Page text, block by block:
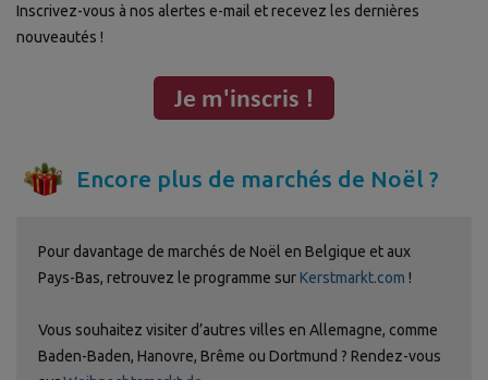
Inscrivez-vous à nos alertes e-mail et recevez les dernières
nouveautés !
Encore plus de marchés de Noël ?
Pour davantage de marchés de Noël en Belgique et aux
Pays-Bas, retrouvez le programme surKerstmarkt.com !
Vous souhaitez visiter d’autres villes en Allemagne, comme
Baden-Baden, Hanovre, Brême ou Dortmund ? Rendez-vous